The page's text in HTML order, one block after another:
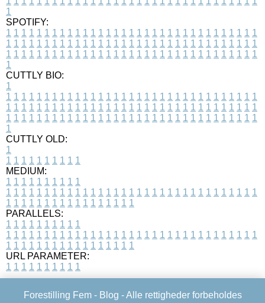
1
SPOTIFY:
1 1 1 1 1 1 1 1 1 1 1 1 1 1 1 1 1 1 1 1 1 1 1 1 1 1 1 1 1 1 1 1 1
1 1 1 1 1 1 1 1 1 1 1 1 1 1 1 1 1 1 1 1 1 1 1 1 1 1 1 1 1 1 1 1 1
1 1 1 1 1 1 1 1 1 1 1 1 1 1 1 1 1 1 1 1 1 1 1 1 1 1 1 1 1 1 1 1 1
1
CUTTLY BIO:
1
1 1 1 1 1 1 1 1 1 1 1 1 1 1 1 1 1 1 1 1 1 1 1 1 1 1 1 1 1 1 1 1 1
1 1 1 1 1 1 1 1 1 1 1 1 1 1 1 1 1 1 1 1 1 1 1 1 1 1 1 1 1 1 1 1 1
1 1 1 1 1 1 1 1 1 1 1 1 1 1 1 1 1 1 1 1 1 1 1 1 1 1 1 1 1 1 1 1 1
1
CUTTLY OLD:
1
1 1 1 1 1 1 1 1 1 1
MEDIUM:
1 1 1 1 1 1 1 1 1 1
1 1 1 1 1 1 1 1 1 1 1 1 1 1 1 1 1 1 1 1 1 1 1 1 1 1 1 1 1 1 1 1 1
1 1 1 1 1 1 1 1 1 1 1 1 1 1 1 1 1
PARALLELS:
1 1 1 1 1 1 1 1 1 1
1 1 1 1 1 1 1 1 1 1 1 1 1 1 1 1 1 1 1 1 1 1 1 1 1 1 1 1 1 1 1 1 1
1 1 1 1 1 1 1 1 1 1 1 1 1 1 1 1 1
URL PARAMETER:
1 1 1 1 1 1 1 1 1 1
Forestilling Fem - Blog - Alle rettigheder forbeholdes